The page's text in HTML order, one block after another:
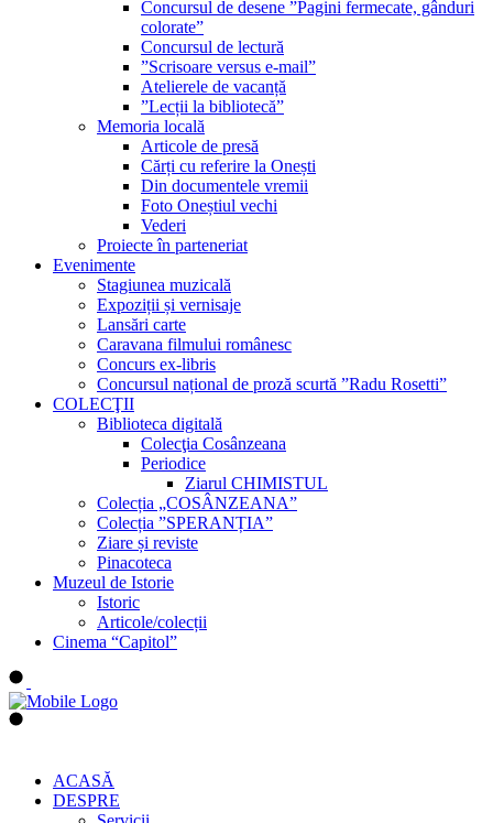
Concursul de desene ”Pagini fermecate, gânduri
colorate”
Concursul de lectură
”Scrisoare versus e-mail”
Atelierele de vacanță
”Lecții la bibliotecă”
Memoria locală
Articole de presă
Cărți cu referire la Onești
Din documentele vremii
Foto Oneștiul vechi
Vederi
Proiecte în parteneriat
Evenimente
Stagiunea muzicală
Expoziții și vernisaje
Lansări carte
Caravana filmului românesc
Concurs ex-libris
Concursul național de proză scurtă ”Radu Rosetti”
COLECŢII
Biblioteca digitală
Colecţia Cosânzeana
Periodice
Ziarul CHIMISTUL
Colecția „COSÂNZEANA”
Colecția ”SPERANȚIA”
Ziare și reviste
Pinacoteca
Muzeul de Istorie
Istoric
Articole/colecții
Cinema “Capitol”
ACASĂ
DESPRE